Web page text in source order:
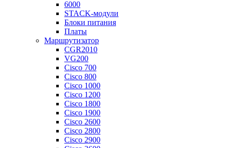
6000
STACK-модули
Блоки питания
Платы
Маршрутизатор
CGR2010
VG200
Cisco 700
Cisco 800
Cisco 1000
Cisco 1200
Cisco 1800
Cisco 1900
Cisco 2600
Cisco 2800
Cisco 2900